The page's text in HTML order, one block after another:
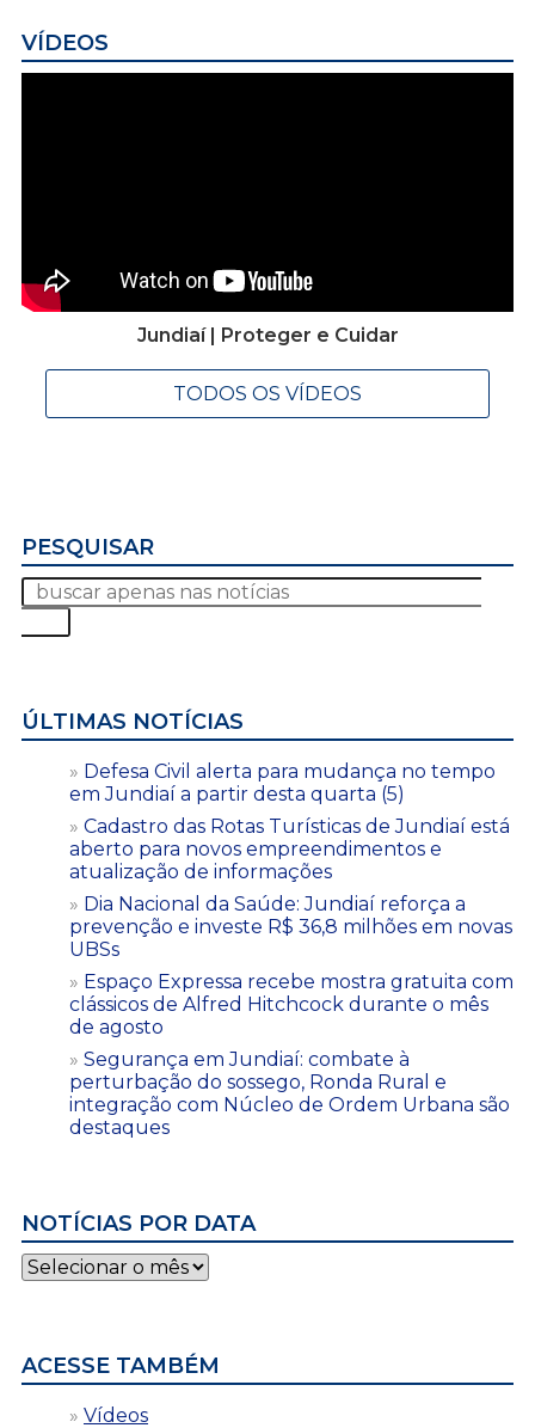
VÍDEOS
Jundiaí | Proteger e Cuidar
TODOS OS VÍDEOS
PESQUISAR
ÚLTIMAS NOTÍCIAS
Defesa Civil alerta para mudança no tempo
em Jundiaí a partir desta quarta (5)
Cadastro das Rotas Turísticas de Jundiaí está
aberto para novos empreendimentos e
atualização de informações
Dia Nacional da Saúde: Jundiaí reforça a
prevenção e investe R$ 36,8 milhões em novas
UBSs
Espaço Expressa recebe mostra gratuita com
clássicos de Alfred Hitchcock durante o mês
de agosto
Segurança em Jundiaí: combate à
perturbação do sossego, Ronda Rural e
integração com Núcleo de Ordem Urbana são
destaques
NOTÍCIAS POR DATA
Notícias
por
ACESSE TAMBÉM
Vídeos